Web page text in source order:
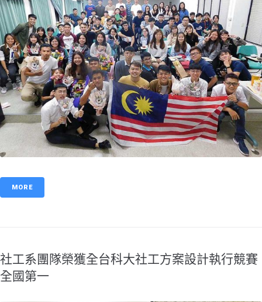
MORE
社工系團隊榮獲全台科大社工方案設計執行競賽
全國第一